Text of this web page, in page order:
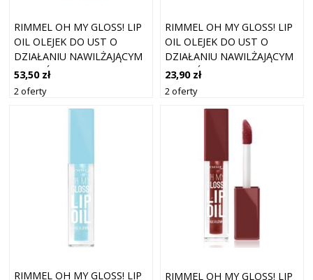
RIMMEL OH MY GLOSS! LIP
OIL OLEJEK DO UST O
DZIAŁANIU NAWILŻAJĄCYM
ODCIEŃ 007 FUSCHIA
PUNCH 4.5 ML
53,50 zł
2 oferty
RIMMEL OH MY GLOSS! LIP
OIL OLEJEK DO UST O
DZIAŁANIU NAWILŻAJĄCYM
ODCIEŃ 009 CAPPUCCINO
4.5 ML
23,90 zł
2 oferty
RIMMEL OH MY GLOSS! LIP
RIMMEL OH MY GLOSS! LIP